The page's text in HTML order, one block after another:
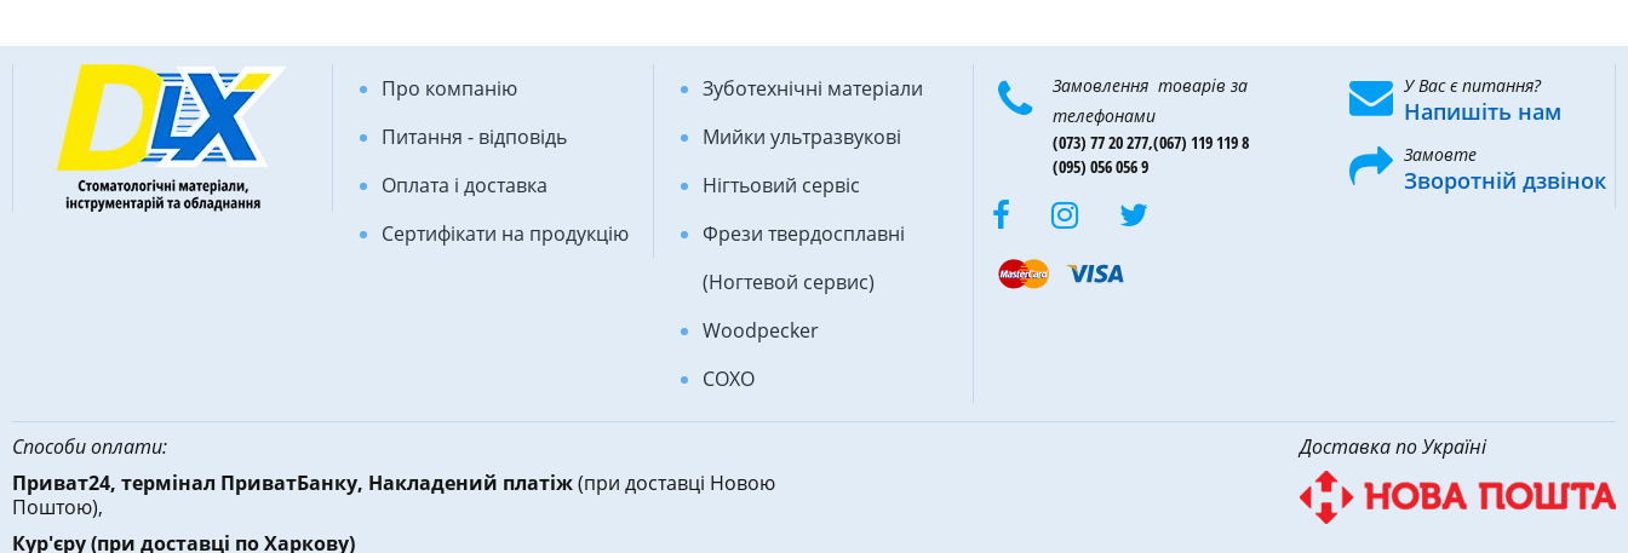
Про компанію
Питання - відповідь
Оплата і доставка
Сертифікати на продукцію
Зуботехнічні матеріали
Мийки ультразвукові
Нігтьовий сервіс
Фрези твердосплавні
(Ногтевой сервис)
Woodpecker
COXO
Замовлення товарів за
телефонами
(073) 77 20 277,(067) 119 119 8
(095) 056 056 9
У Вас є питання?
Напишіть нам
Замовте
Зворотній дзвінок
Способи оплати:
Приват24, термінал ПриватБанку, Накладений платіж(при доставці Новою
Поштою),
Кур'єру(при доставці по Харкову)
Доставка по Україні